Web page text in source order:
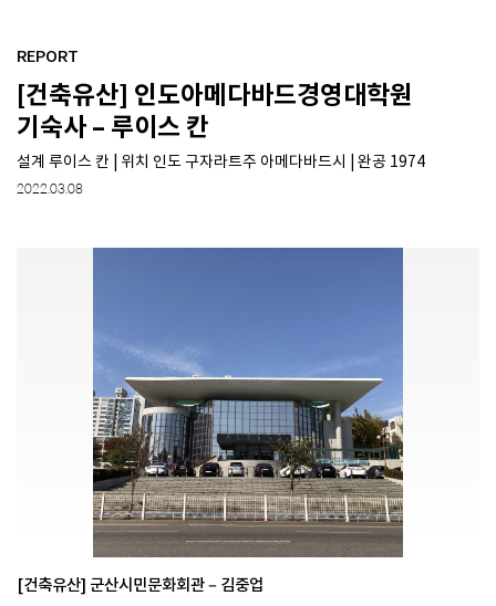
SPACE 소개
공지사항
기사문의
광고문의
REPORT
[건축유산] 인도아메다바드경영대학원
기숙사 – 루이스 칸
설계 루이스 칸 | 위치 인도 구자라트주 아메다바드시 | 완공 1974
2022.03.08
[건축유산] 군산시민문화회관 ‒ 김중업